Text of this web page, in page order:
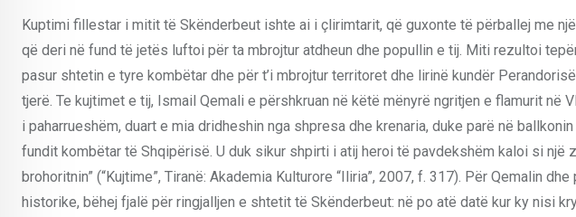
Kuptimi fillestar i mitit të Skënderbeut ishte ai i çlirimtarit, që guxonte të përballej me
që deri në fund të jetës luftoi për ta mbrojtur atdheun dhe popullin e tij. Miti rezultoi
pasur shtetin e tyre kombëtar dhe për t’i mbrojtur territoret dhe lirinë kundër
tjerë. Te kujtimet e tij, Ismail Qemali e përshkruan në këtë mënyrë ngritjen e flamurit në
i paharrueshëm, duart e mia dridheshin nga shpresa dhe krenaria, duke parë në
fundit kombëtar të Shqipërisë. U duk sikur shpirti i atij heroi të pavdekshëm kaloi si një
brohoritnin” (“Kujtime”, Tiranë: Akademia Kulturore “Iliria”, 2007, f. 317). Për Qemalin
historike, bëhej fjalë për ringjalljen e shtetit të Skënderbeut: në po atë datë kur ky nisi